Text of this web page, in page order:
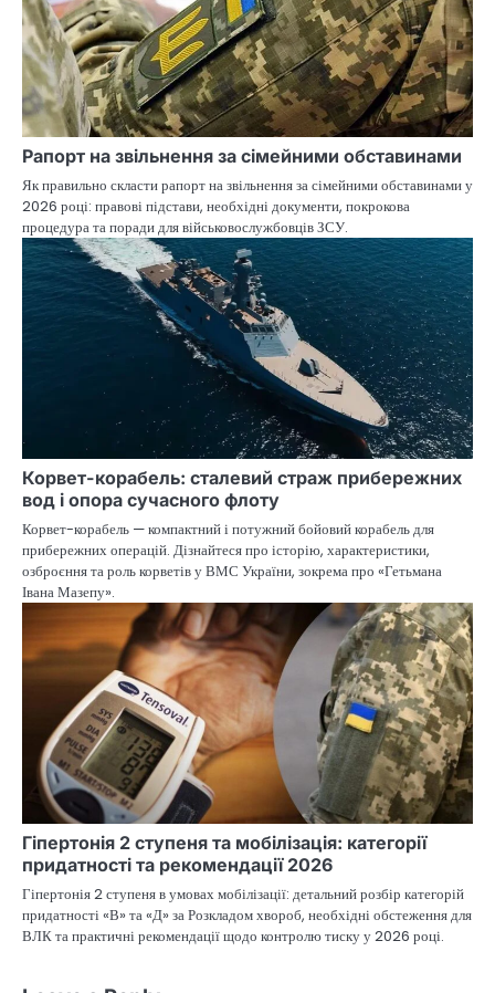
Рапорт на звільнення за сімейними обставинами
Як правильно скласти рапорт на звільнення за сімейними обставинами у
2026 році: правові підстави, необхідні документи, покрокова
процедура та поради для військовослужбовців ЗСУ.
Корвет-корабель: сталевий страж прибережних
вод і опора сучасного флоту
Корвет-корабель — компактний і потужний бойовий корабель для
прибережних операцій. Дізнайтеся про історію, характеристики,
озброєння та роль корветів у ВМС України, зокрема про «Гетьмана
Івана Мазепу».
Гіпертонія 2 ступеня та мобілізація: категорії
придатності та рекомендації 2026
Гіпертонія 2 ступеня в умовах мобілізації: детальний розбір категорій
придатності «В» та «Д» за Розкладом хвороб, необхідні обстеження для
ВЛК та практичні рекомендації щодо контролю тиску у 2026 році.